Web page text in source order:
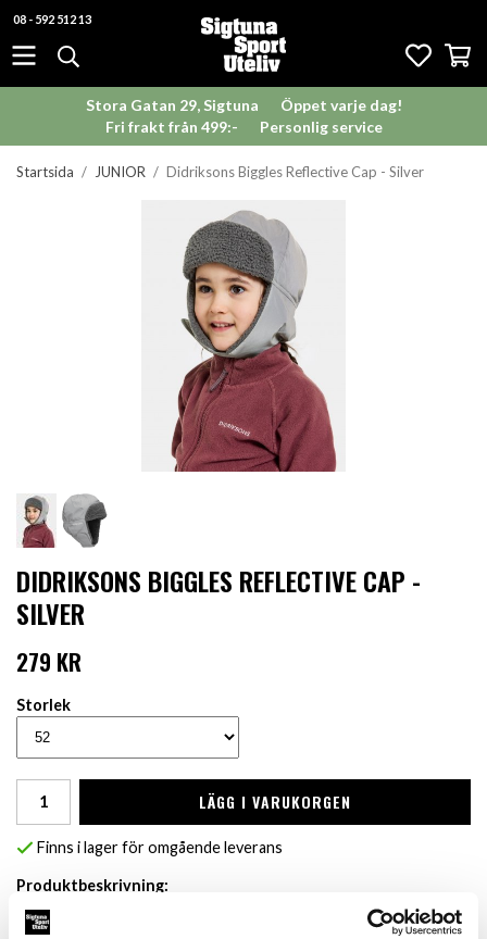
08 - 592 512 13
Stora Gatan 29, Sigtuna
Öppet varje dag!
Fri frakt från 499:-
Personlig service
Startsida / JUNIOR / Didriksons Biggles Reflective Cap - Silver
DIDRIKSONS BIGGLES REFLECTIVE CAP -
SILVER
279 KR
Storlek
LÄGG I VARUKORGEN
Finns i lager för omgående leverans
Produktbeskrivning:
Biggles är både en super synlig & supermysigt fodrad barnmössa.
Reflexdetaljer över hela mössan som gör ditt barn synligt och